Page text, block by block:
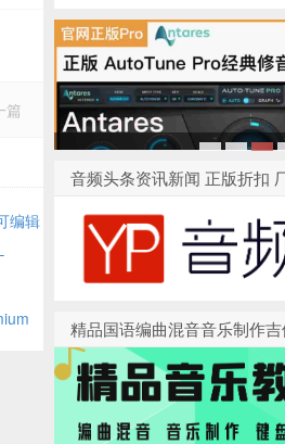
篇
编辑
1 2
音频头条资讯新闻 正版折扣
精品国语编曲混音音乐制作